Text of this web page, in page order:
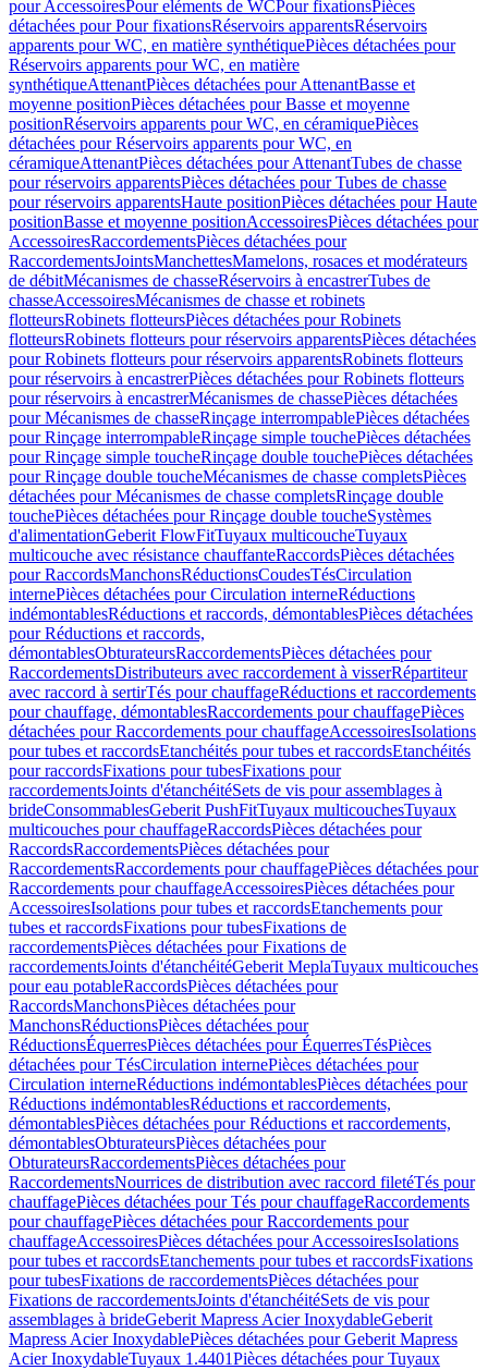
pour AccessoiresPour eléments de WCPour fixationsPièces
détachées pour Pour fixationsRéservoirs apparentsRéservoirs
apparents pour WC, en matière synthétiquePièces détachées pour
Réservoirs apparents pour WC, en matière
synthétiqueAttenantPièces détachées pour AttenantBasse et
moyenne positionPièces détachées pour Basse et moyenne
positionRéservoirs apparents pour WC, en céramiquePièces
détachées pour Réservoirs apparents pour WC, en
céramiqueAttenantPièces détachées pour AttenantTubes de chasse
pour réservoirs apparentsPièces détachées pour Tubes de chasse
pour réservoirs apparentsHaute positionPièces détachées pour Haute
positionBasse et moyenne positionAccessoiresPièces détachées pour
AccessoiresRaccordementsPièces détachées pour
RaccordementsJointsManchettesMamelons, rosaces et modérateurs
de débitMécanismes de chasseRéservoirs à encastrerTubes de
chasseAccessoiresMécanismes de chasse et robinets
flotteursRobinets flotteursPièces détachées pour Robinets
flotteursRobinets flotteurs pour réservoirs apparentsPièces détachées
pour Robinets flotteurs pour réservoirs apparentsRobinets flotteurs
pour réservoirs à encastrerPièces détachées pour Robinets flotteurs
pour réservoirs à encastrerMécanismes de chassePièces détachées
pour Mécanismes de chasseRinçage interrompablePièces détachées
pour Rinçage interrompableRinçage simple touchePièces détachées
pour Rinçage simple toucheRinçage double touchePièces détachées
pour Rinçage double toucheMécanismes de chasse completsPièces
détachées pour Mécanismes de chasse completsRinçage double
touchePièces détachées pour Rinçage double toucheSystèmes
d'alimentationGeberit FlowFitTuyaux multicoucheTuyaux
multicouche avec résistance chauffanteRaccordsPièces détachées
pour RaccordsManchonsRéductionsCoudesTésCirculation
internePièces détachées pour Circulation interneRéductions
indémontablesRéductions et raccords, démontablesPièces détachées
pour Réductions et raccords,
démontablesObturateursRaccordementsPièces détachées pour
RaccordementsDistributeurs avec raccordement à visserRépartiteur
avec raccord à sertirTés pour chauffageRéductions et raccordements
pour chauffage, démontablesRaccordements pour chauffagePièces
détachées pour Raccordements pour chauffageAccessoiresIsolations
pour tubes et raccordsEtanchéités pour tubes et raccordsEtanchéités
pour raccordsFixations pour tubesFixations pour
raccordementsJoints d'étanchéitéSets de vis pour assemblages à
brideConsommablesGeberit PushFitTuyaux multicouchesTuyaux
multicouches pour chauffageRaccordsPièces détachées pour
RaccordsRaccordementsPièces détachées pour
RaccordementsRaccordements pour chauffagePièces détachées pour
Raccordements pour chauffageAccessoiresPièces détachées pour
AccessoiresIsolations pour tubes et raccordsEtanchements pour
tubes et raccordsFixations pour tubesFixations de
raccordementsPièces détachées pour Fixations de
raccordementsJoints d'étanchéitéGeberit MeplaTuyaux multicouches
pour eau potableRaccordsPièces détachées pour
RaccordsManchonsPièces détachées pour
ManchonsRéductionsPièces détachées pour
RéductionsÉquerresPièces détachées pour ÉquerresTésPièces
détachées pour TésCirculation internePièces détachées pour
Circulation interneRéductions indémontablesPièces détachées pour
Réductions indémontablesRéductions et raccordements,
démontablesPièces détachées pour Réductions et raccordements,
démontablesObturateursPièces détachées pour
ObturateursRaccordementsPièces détachées pour
RaccordementsNourrices de distribution avec raccord filetéTés pour
chauffagePièces détachées pour Tés pour chauffageRaccordements
pour chauffagePièces détachées pour Raccordements pour
chauffageAccessoiresPièces détachées pour AccessoiresIsolations
pour tubes et raccordsEtanchements pour tubes et raccordsFixations
pour tubesFixations de raccordementsPièces détachées pour
Fixations de raccordementsJoints d'étanchéitéSets de vis pour
assemblages à brideGeberit Mapress Acier InoxydableGeberit
Mapress Acier InoxydablePièces détachées pour Geberit Mapress
Acier InoxydableTuyaux 1.4401Pièces détachées pour Tuyaux